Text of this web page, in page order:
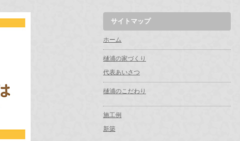
サイトマップ
ホーム
樋浦の家づくり
代表あいさつ
樋浦のこだわり
施工例
新築